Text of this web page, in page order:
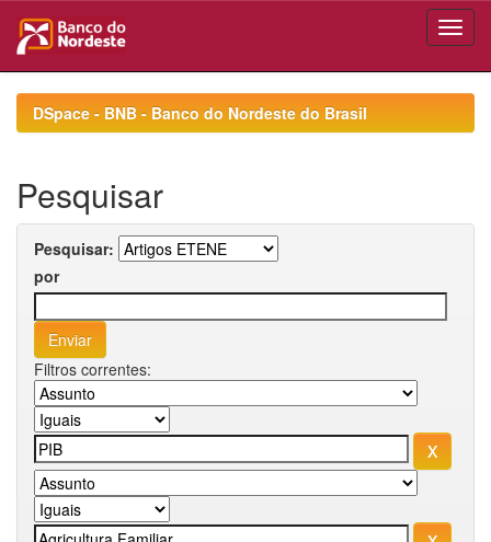
navigationDSpace - BNB - Banco do Nordeste do Brasil
Pesquisar
Pesquisar:
por
Filtros correntes: